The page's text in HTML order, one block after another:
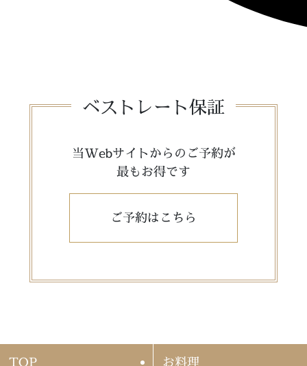
ベストレート保証
当Webサイトからのご予約が
最もお得です
ご予約はこちら
TOP お料理